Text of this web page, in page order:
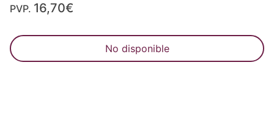
PVP. 16,70€
No disponible